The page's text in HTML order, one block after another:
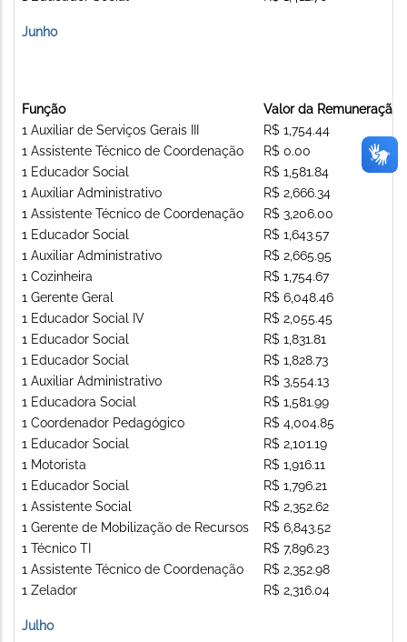
Junho
Função
1 Auxiliar de Serviços Gerais III
1 Assistente Técnico de Coordenação
1 Educador Social
1 Auxiliar Administrativo
1 Assistente Técnico de Coordenação
1 Educador Social
1 Auxiliar Administrativo
1 Cozinheira
1 Gerente Geral
1 Educador Social IV
1 Educador Social
1 Educador Social
1 Auxiliar Administrativo
1 Educadora Social
1 Coordenador Pedagógico
1 Educador Social
1 Motorista
1 Educador Social
1 Assistente Social
1 Gerente de Mobilização de Recursos
1 Técnico TI
1 Assistente Técnico de Coordenação
1 Zelador
Valor da Remuneração
R$ 1,754.44
R$ 0.00
R$ 1,581.84
R$ 2,666.34
R$ 3,206.00
R$ 1,643.57
R$ 2,665.95
R$ 1,754.67
R$ 6,048.46
R$ 2,055.45
R$ 1,831.81
R$ 1,828.73
R$ 3,554.13
R$ 1,581.99
R$ 4,004.85
R$ 2,101.19
R$ 1,916.11
R$ 1,796.21
R$ 2,352.62
R$ 6,843.52
R$ 7,896.23
R$ 2,352.98
R$ 2,316.04
Julho